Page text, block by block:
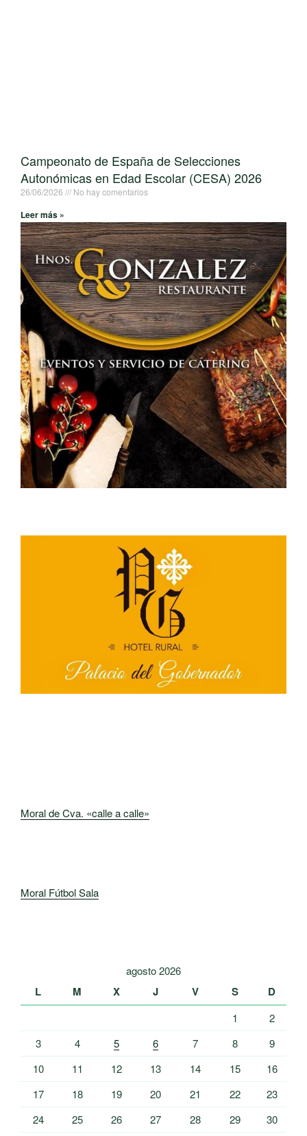
Moral de Cva. «calle a calle»
Moral Fútbol Sala
agosto 2026
L M X J V S D
1
2
3
4 5 6 7 8
9
10
11 12 13 14 15
16
17
18 19 20 21 22
23
24
25 26 27 28 29
30
Campeonato de España de Selecciones
Autonómicas en Edad Escolar (CESA) 2026
26/06/2026 No hay comentarios
Leer más »